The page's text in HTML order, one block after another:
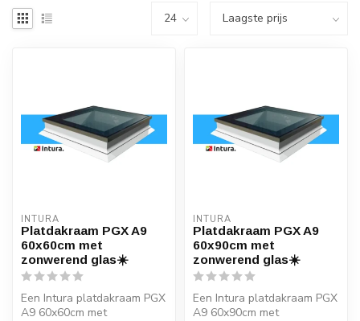
INTURA
Platdakraam PGX A9
60x60cm met
zonwerend glas☀️
Een Intura platdakraam PGX
A9 60x60cm met
INTURA
Platdakraam PGX A9
60x90cm met
zonwerend glas☀️
Een Intura platdakraam PGX
A9 60x90cm met